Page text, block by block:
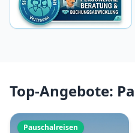
Top-Angebote:
Pauschalreisen